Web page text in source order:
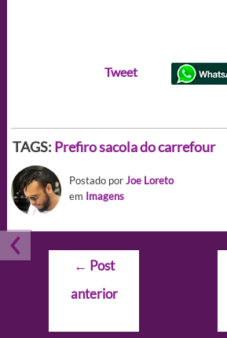
Tweet
TAGS: Prefiro sacola do carrefour
Postado porJoe Loreto
em Imagens
Navegação
Post
← Post
anterior